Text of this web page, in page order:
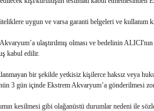
uygun ve varsa garanti belgeleri ve kullanım
ulaştırılmış olması ve bedelinin
kabul edilir.
bir şekilde yetkisiz kişilerce haksız veya
3 gün içinde Ekstrem Akvaryum’a gönderilmesi
kesilmesi gibi olağanüstü durumlar nedeni ile